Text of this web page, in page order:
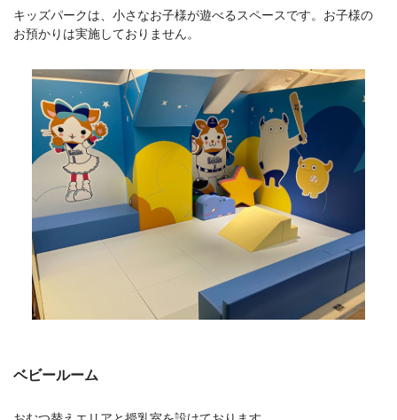
キッズパークは、小さなお子様が遊べるスペースです。お子様の
お預かりは実施しておりません。
ベビールーム